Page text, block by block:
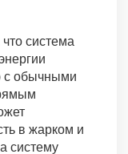
система
с обычными
в жарком и
систему